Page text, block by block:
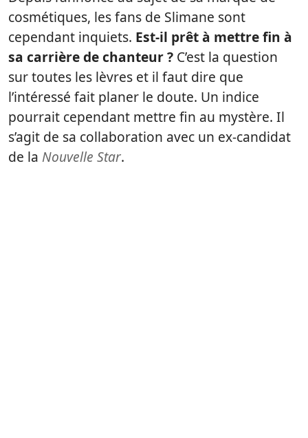
cosmétiques, les fans de Slimane sont
cependant inquiets. Est-il prêt à mettre fin à
sa carrière de chanteur ? C’est la question
sur toutes les lèvres et il faut dire que
l’intéressé fait planer le doute. Un indice
pourrait cependant mettre fin au mystère. Il
s’agit de sa collaboration avec un ex-candidat
de la Nouvelle Star.